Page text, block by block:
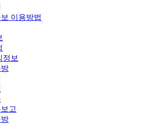
이용방법
정보
고